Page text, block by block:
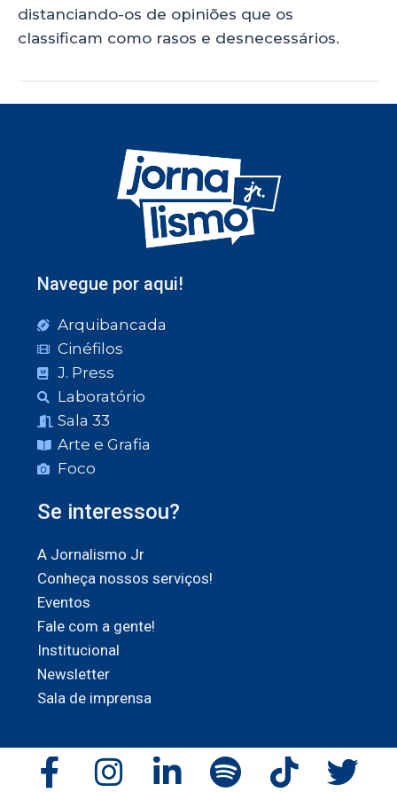
distanciando-os de opiniões que os
classificam como rasos e desnecessários.
Navegue por aqui!
Arquibancada
Cinéfilos
J. Press
Laboratório
Sala 33
Arte e Grafia
Foco
Se interessou?
A Jornalismo Jr
Conheça nossos serviços!
Eventos
Fale com a gente!
Institucional
Newsletter
Sala de imprensa